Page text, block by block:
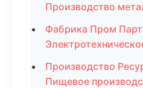
Производство
Фабрика Пром
Производство
Пищевое